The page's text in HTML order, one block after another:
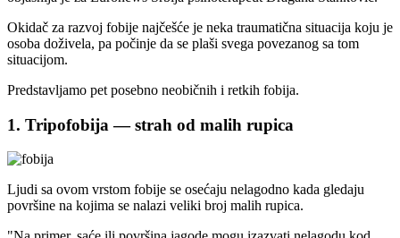
Okidač za razvoj fobije najčešće je neka traumatična situacija koju je
osoba doživela, pa počinje da se plaši svega povezanog sa tom
situacijom.
Predstavljamo pet posebno neobičnih i retkih fobija.
1. Tripofobija — strah od malih rupica
Ljudi sa ovom vrstom fobije se osećaju nelagodno kada gledaju
površine na kojima se nalazi veliki broj malih rupica.